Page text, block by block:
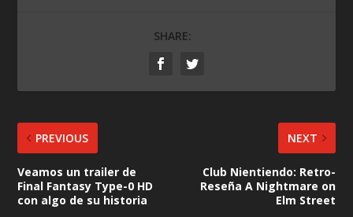
SHARE:
PREVIOUS
Veamos un trailer de
Final Fantasy Type-0 HD
con algo de su historia
NEXT
Club Nientiendo: Retro-
Reseña A Nightmare on
Elm Street